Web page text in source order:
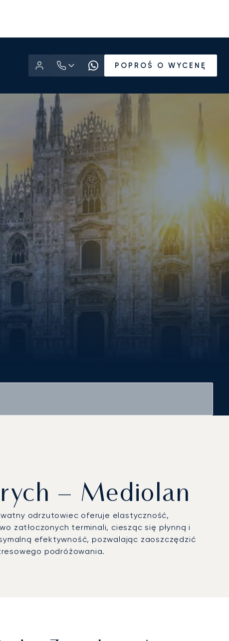
POPROŚ O WYCENĘ
– Mediolan
odrzutowiec oferuje elastyczność,
zatłoczonych terminali, ciesząc się płynną i
efektywność, pozwalając zaoszczędzić
podróżowania.